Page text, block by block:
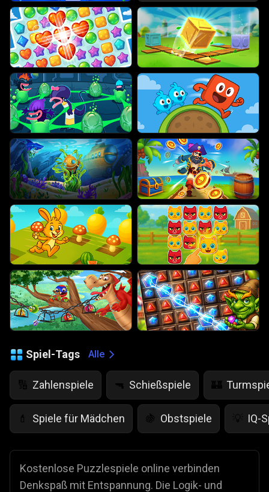
Spiel-Tags Alle
🔢 Zahlenspiele 🔫 Schießspiele 🏰
💄 Spiele für Mädchen 🍇 Obstspiele 💡 IQ-
Kostenlose Puzzlespiele online verbinden
Denkspaß mit Entspannung. Die Logik- und